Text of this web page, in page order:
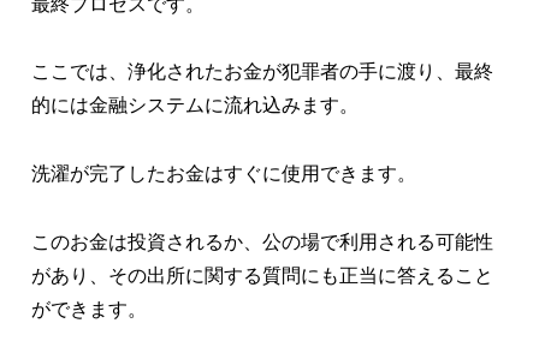
ここでは、浄化されたお金が犯罪者の手に渡り、最終
的には金融システムに流れ込みます。
洗濯が完了したお金はすぐに使用できます。
このお金は投資されるか、公の場で利用される可能性
があり、その出所に関する質問にも正当に答えること
ができます。